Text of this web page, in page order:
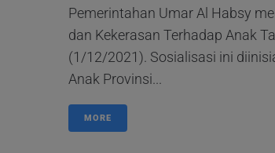
Pemerintahan Umar Al Habsy
dan Kekerasan Terhadap Anak
(1/12/2021). Sosialisasi ini
Anak Provinsi...
MORE